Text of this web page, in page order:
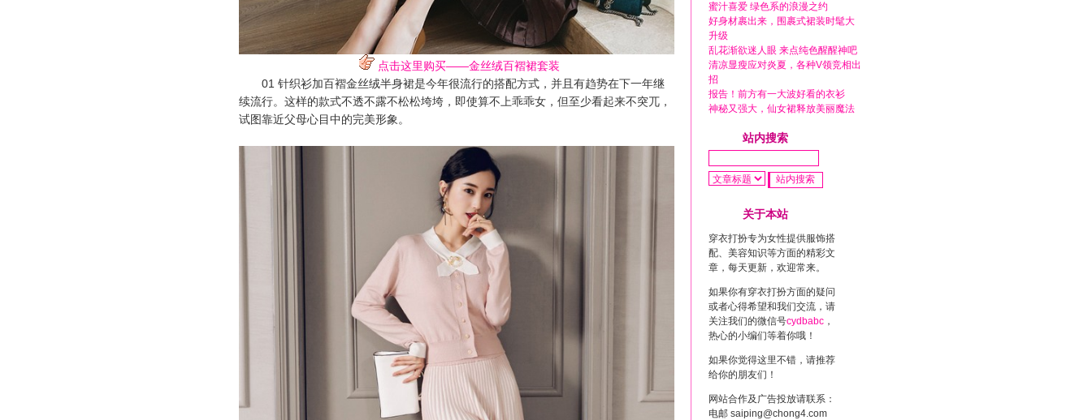
点击这里购买——金丝绒百褶裙套装
01 针织衫加百褶金丝绒半身裙是今年很流行的搭配方式，并且有趋势在下一年继
续流行。这样的款式不透不露不松松垮垮，即使算不上乖乖女，但至少看起来不突兀，
试图靠近父母心目中的完美形象。
蜜汁喜爱 绿色系的浪漫之约
好身材裹出来，围裹式裙装时髦大
升级
乱花渐欲迷人眼 来点纯色醒醒神吧
清凉显瘦应对炎夏，各种V领竞相出
招
报告！前方有一大波好看的衣衫
神秘又强大，仙女裙释放美丽魔法
站内搜索
关于本站
穿衣打扮专为女性提供服饰搭
配、美容知识等方面的精彩文
章，每天更新，欢迎常来。
如果你有穿衣打扮方面的疑问
或者心得希望和我们交流，请
关注我们的微信号cydbabc ，
热心的小编们等着你哦！
如果你觉得这里不错，请推荐
给你的朋友们！
网站合作及广告投放请联系：
电邮 saiping@chong4.com